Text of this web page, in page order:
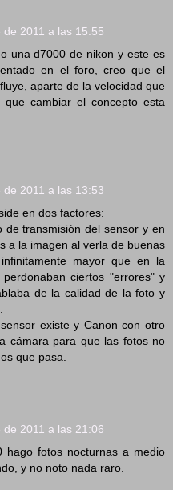
2011 a las 15:55
una d7000 de nikon y este es
en el foro, creo que el
aparte de la velocidad que
cambiar el concepto esta
2011 a las 13:53
en dos factores:
de transmisión del sensor y en
a la imagen al verla de buenas
mayor que en la
ciertos "errores" y
de la calidad de la foto y
existe y Canon con otro
cámara para que las fotos no
que pasa.
2011 a las 21:06
hago fotos nocturnas a medio
y no noto nada raro.